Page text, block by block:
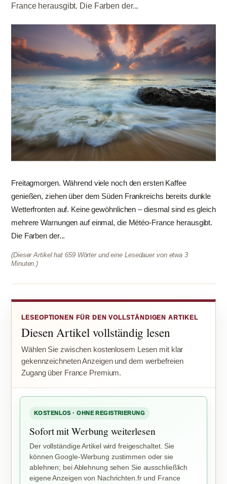
France herausgibt. Die Farben der...
Freitagmorgen. Während viele noch den ersten Kaffee
genießen, ziehen über dem Süden Frankreichs bereits dunkle
Wetterfronten auf. Keine gewöhnlichen – diesmal sind es gleich
mehrere Warnungen auf einmal, die Météo-France herausgibt.
Die Farben der...
(Dieser Artikel hat 659 Wörter und eine Lesedauer von etwa 3
Minuten.)
LESEOPTIONEN FÜR DEN VOLLSTÄNDIGEN ARTIKEL
Diesen Artikel vollständig lesen
Wählen Sie zwischen kostenlosem Lesen mit klar
gekennzeichneten Anzeigen und dem werbefreien
Zugang über France Premium.
KOSTENLOS · OHNE REGISTRIERUNG
Sofort mit Werbung weiterlesen
Der vollständige Artikel wird freigeschaltet. Sie
können Google-Werbung zustimmen oder sie
ablehnen; bei Ablehnung sehen Sie ausschließlich
eigene Anzeigen von Nachrichten.fr und France